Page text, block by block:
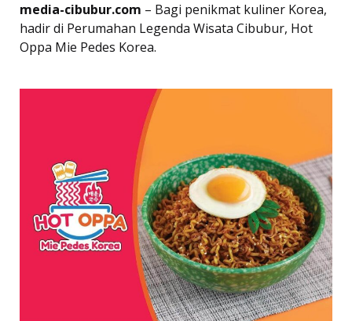
media-cibubur.com – Bagi penikmat kuliner Korea,
hadir di Perumahan Legenda Wisata Cibubur, Hot
Oppa Mie Pedes Korea.